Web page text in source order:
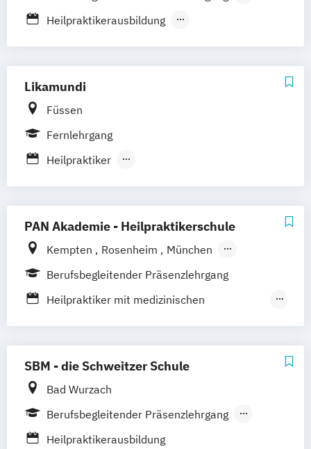
Passau Regensburg Rosenheim
Rostock Saarbrücken Siegen
Psychologische Beratung
Vollzeit
Heilpraktikerausbildung
Likamundi
Füssen
Fernlehrgang
Heilpraktiker
PAN Akademie - Heilpraktikerschule
Kempten Rosenheim
München
Bad Birnbach
Bayreuth Altötting
Berufsbegleitender Präsenzlehrgang
Heilpraktiker mit medizinischen
Kenntnisse
SBM - die Schweitzer Schule
Bad Wurzach
Berufsbegleitender Präsenzlehrgang
Fernlehrgang
Heilpraktikerausbildung